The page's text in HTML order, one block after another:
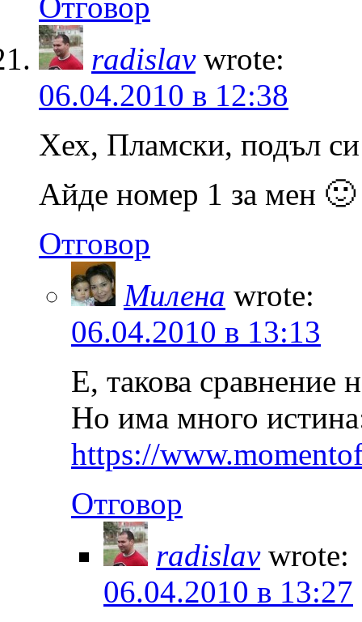
radislav wrote:
06.04.2010 в 12:38
Хех, Пламски, подъл
Айде номер 1 за мен 🙂
Отговор
Милена wrote:
06.04.2010 в 13:13
Е, такова сравнение
Но има много
https://
Отговор
radislav wrote:
06.04.2010 в 13:27